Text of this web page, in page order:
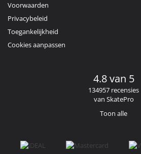
Voorwaarden
Privacybeleid
Toegankelijkheid
Cookies aanpassen
4.8 van 5
134957 recensies
van SkatePro
Toon alle